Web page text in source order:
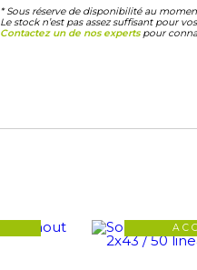
* Sous réserve de disponibilité au
Le stock n’est pas assez suffisant pour
Contactez un de nos expertspour